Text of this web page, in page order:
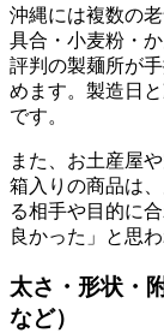
沖縄には複数の
具合・小麦粉・
評判の製麺所が
めます。製造日
です。
また、お土産屋
箱入りの商品は
る相手や目的に
良かった」と思
太さ・形状・
など）